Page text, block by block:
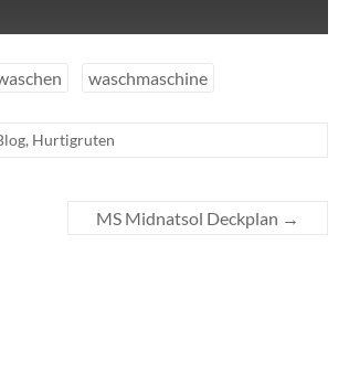
waschmaschine
, Hurtigruten
MS Midnatsol Deckplan →